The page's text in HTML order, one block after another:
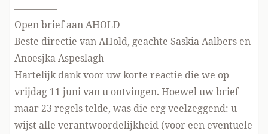
————–
Open brief aan AHOLD
Beste directie van AHold, geachte Saskia Aalbers en
Anoesjka Aspeslagh
Hartelijk dank voor uw korte reactie die we op
vrijdag 11 juni van u ontvingen. Hoewel uw brief
maar 23 regels telde, was die erg veelzeggend: u
wijst alle verantwoordelijkheid (voor een eventuele